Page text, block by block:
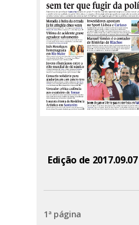
Edição de 2017.09.07
1ª página